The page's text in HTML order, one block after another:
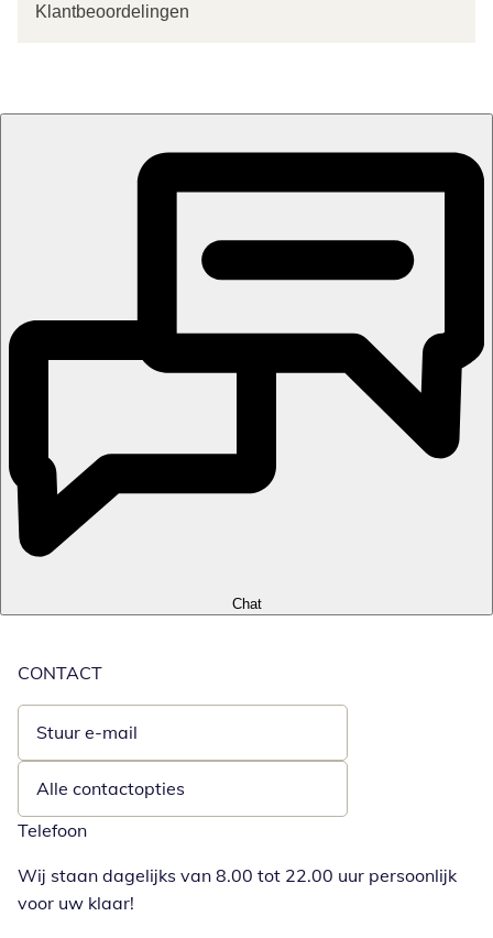
Klantbeoordelingen
Chat
CONTACT
Stuur e-mail
Opent e-mailclient
Alle contactopties
Telefoon
Wij staan dagelijks van 8.00 tot 22.00 uur persoonlijk
voor uw klaar!